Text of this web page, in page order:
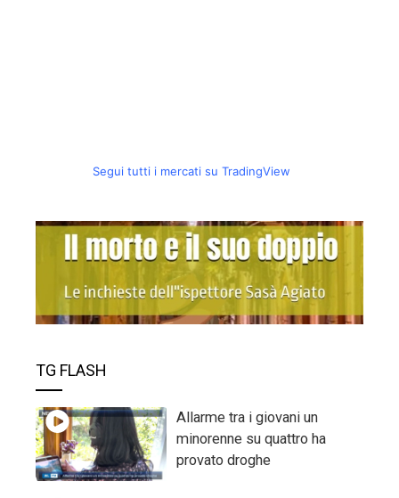
Segui tutti i mercati su TradingView
TG FLASH
Allarme tra i giovani un
minorenne su quattro ha
provato droghe